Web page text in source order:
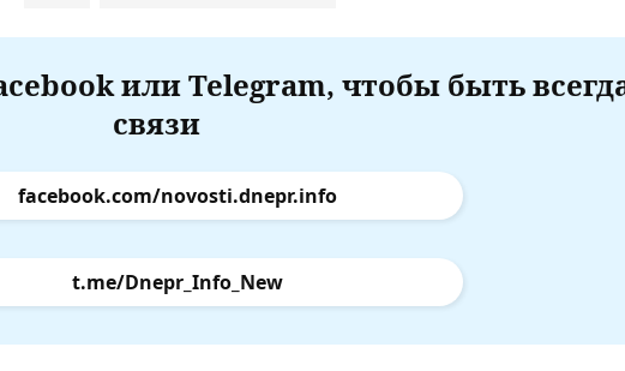
или Telegram, чтобы быть
связи
facebook.com/novosti.dnepr.info
t.me/Dnepr_Info_New